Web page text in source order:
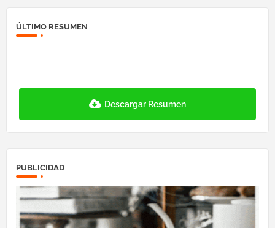
ÚLTIMO RESUMEN
Descargar Resumen
PUBLICIDAD